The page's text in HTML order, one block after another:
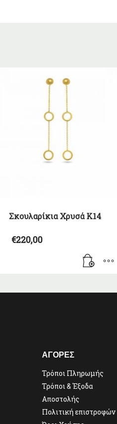
Σκουλαρίκια Χρυσά Κ14
€220,00
ΑΓΟΡΕΣ
Τρόποι Πληρωμής
Τρόποι & Έξοδα
Αποστολής
Πολιτική επιστροφών